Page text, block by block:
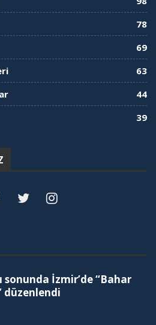
78
69
63
44
39
sonunda İzmir’de “Bahar
düzenlendi